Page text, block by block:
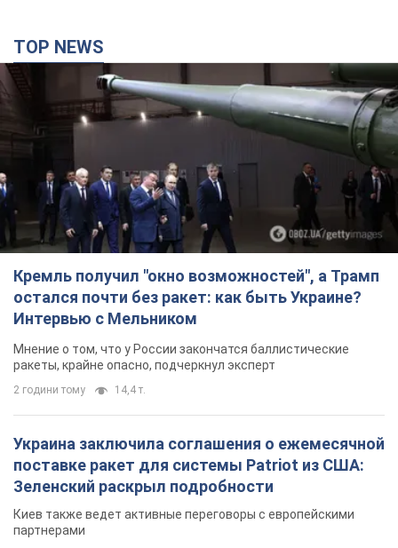
TOP NEWS
Кремль получил "окно возможностей", а Трамп
остался почти без ракет: как быть Украине?
Интервью с Мельником
Мнение о том, что у России закончатся баллистические
ракеты, крайне опасно, подчеркнул эксперт
2 години тому 14,4 т.
Украина заключила соглашения о ежемесячной
поставке ракет для системы Patriot из США:
Зеленский раскрыл подробности
Киев также ведет активные переговоры с европейскими
партнерами